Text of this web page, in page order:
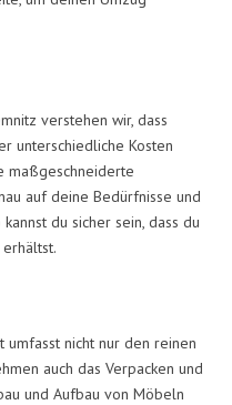
verstehen wir, dass
unterschiedliche Kosten
maßgeschneiderte
auf deine Bedürfnisse und
du sicher sein, dass du
umfasst nicht nur den reinen
auch das Verpacken und
und Aufbau von Möbeln